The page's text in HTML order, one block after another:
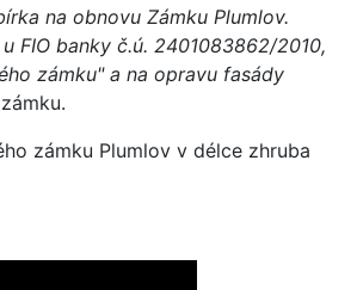
na obnovu Zámku Plumlov.
FIO banky č.ú. 2401083862/2010,
zámku" a na opravu fasády
zámku Plumlov v délce zhruba